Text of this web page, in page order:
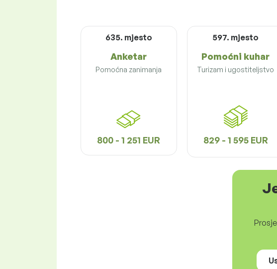
635. mjesto
Anketar
Pomoćna zanimanja
800 - 1 251 EUR
597. mjesto
Pomoćni kuhar
Turizam i ugostiteljstvo
829 - 1 595 EUR